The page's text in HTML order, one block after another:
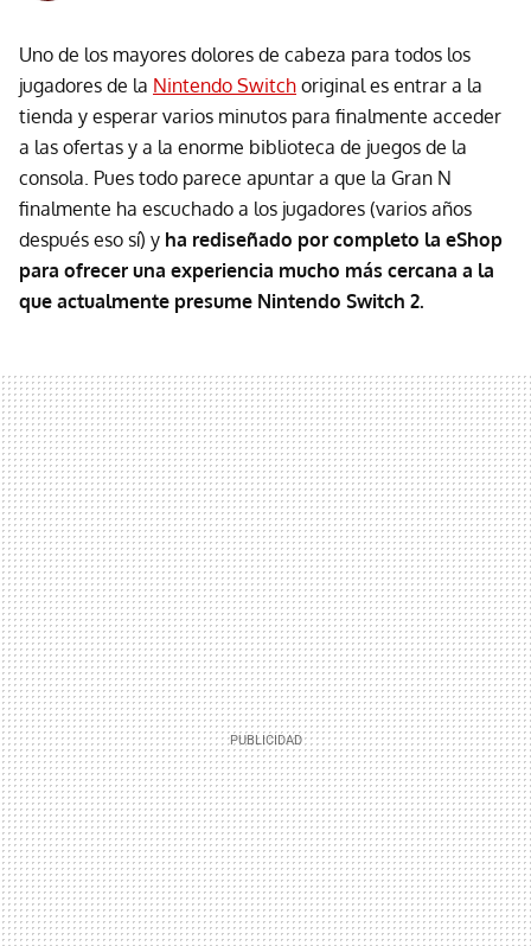
Uno de los mayores dolores de cabeza para todos los
jugadores de la Nintendo Switch original es entrar a la
tienda y esperar varios minutos para finalmente acceder
a las ofertas y a la enorme biblioteca de juegos de la
consola. Pues todo parece apuntar a que la Gran N
finalmente ha escuchado a los jugadores (varios años
después eso sí) y ha rediseñado por completo la eShop
para ofrecer una experiencia mucho más cercana a la
que actualmente presume Nintendo Switch 2.